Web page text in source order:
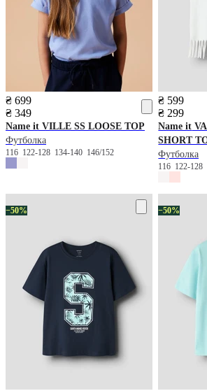
₴ 699
₴ 349
Name it VILLE SS LOOSE TOP
Футболка
116 122-128 134-140 146/152
₴ 599
₴ 299
Name it
SHORT
Футболка
116 122-128
−50% −50%